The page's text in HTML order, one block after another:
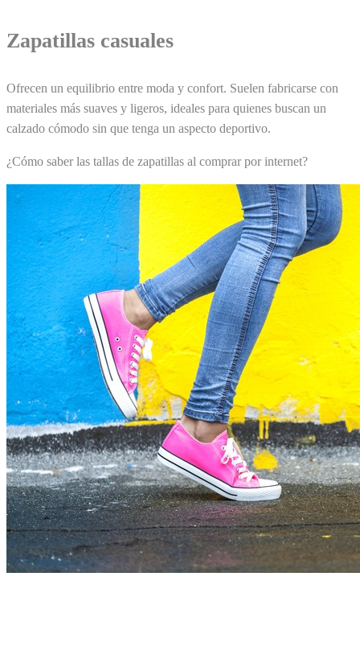
Zapatillas casuales
Ofrecen un equilibrio entre moda y confort. Suelen fabricarse con
materiales más suaves y ligeros, ideales para quienes buscan un
calzado cómodo sin que tenga un aspecto deportivo.
¿Cómo saber las tallas de zapatillas al comprar por internet?